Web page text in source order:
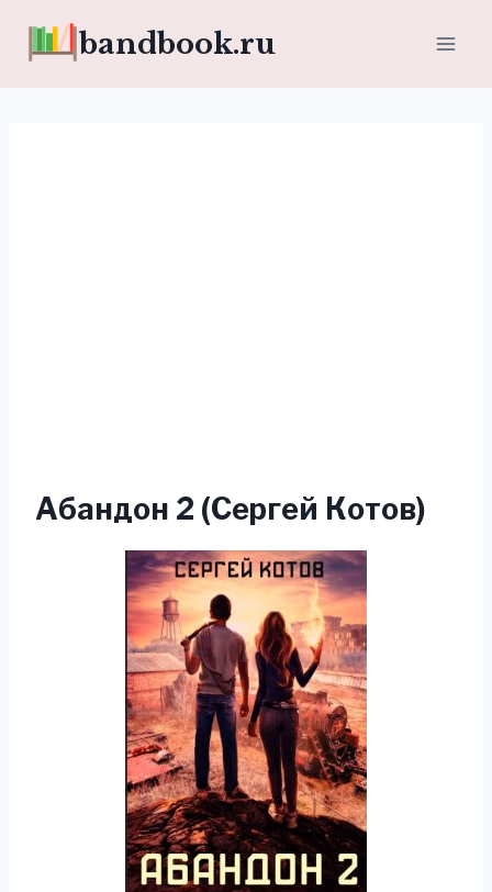
bandbook.ru
Абандон 2 (Сергей Котов)